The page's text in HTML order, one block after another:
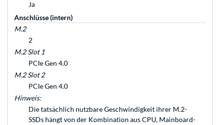
Ja
Anschlüsse (intern)
M.2
2
M.2 Slot 1
PCIe Gen 4.0
M.2 Slot 2
PCIe Gen 4.0
Hinweis:
Die tatsächlich nutzbare Geschwindigkeit ihrer M.2-
SSDs hängt von der Kombination aus CPU, Mainboard-